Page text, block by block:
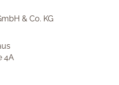
& Co. KG
4A